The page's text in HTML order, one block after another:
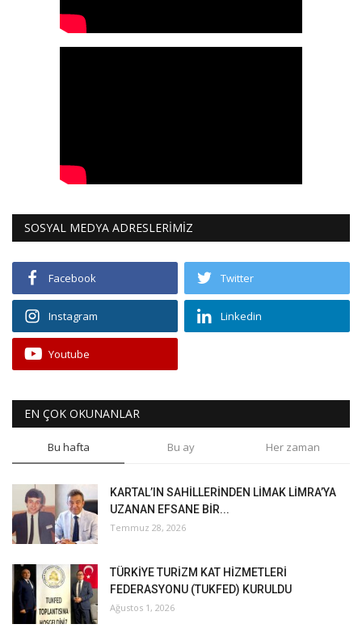
SOSYAL MEDYA ADRESLERİMİZ
Facebook Twitter
Instagram Linkedin
Youtube
EN ÇOK OKUNANLAR
Bu hafta Bu ay Her zaman
KARTAL’IN SAHİLLERİNDEN LİMAK LİMRA’YA
UZANAN EFSANE BİR...
Temmuz 28, 2026
TÜRKİYE TURİZM KAT HİZMETLERİ
FEDERASYONU (TUKFED) KURULDU
Ağustos 1, 2026